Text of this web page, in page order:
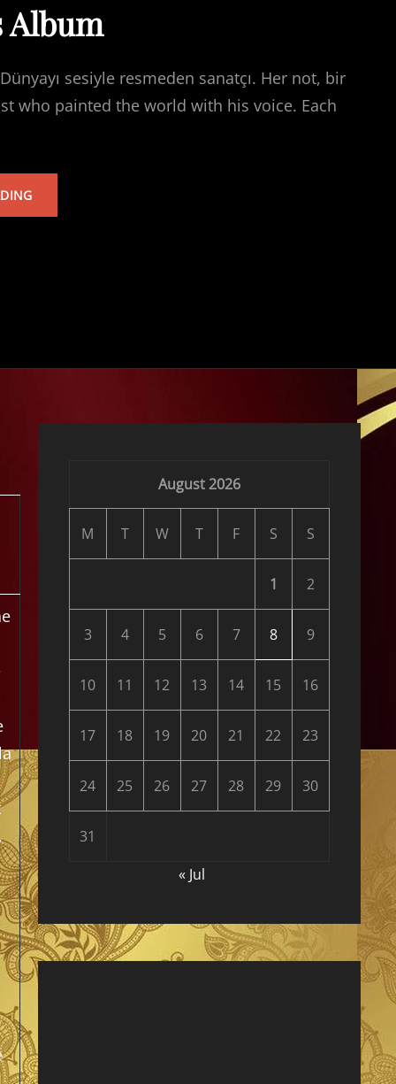
Album
sesiyle resmeden sanatçı. Her not, bir
who painted the world with his voice. Each
TARKAN’S
August 2026
M T W T F S S
1 2
3 4 5 6 7 8 9
10 11 12 13 14 15 16
17 18 19 20 21 22 23
24 25 26 27 28 29 30
31
« Jul